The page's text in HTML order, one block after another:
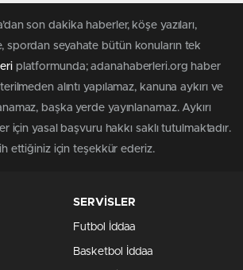
son dakika haberler, köşe yazıları,
spordan seyahate bütün konuların tek
platformunda; adanahaberleri.org haber
alıntı yapılamaz, kanuna aykırı ve
başka yerde yayınlanamaz. Aykırı
için yasal başvuru hakkı saklı tutulmaktadır.
ettiğiniz için teşekkür ederiz.
SERVİSLER
Futbol İddaa
Basketbol İddaa